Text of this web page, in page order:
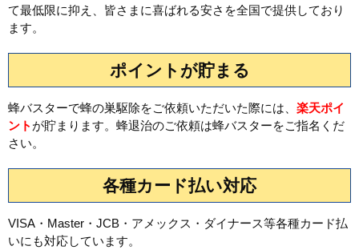
て最低限に抑え、皆さまに喜ばれる安さを全国で提供しており
ます。
ポイントが貯まる
蜂バスターで蜂の巣駆除をご依頼いただいた際には、 楽天ポイ
ント が貯まります。蜂退治のご依頼は蜂バスターをご指名くだ
さい。
各種カード払い対応
VISA・Master・JCB・アメックス・ダイナース等各種カード払
いにも対応しています。